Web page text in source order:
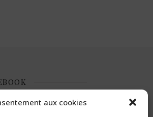
aux cookies